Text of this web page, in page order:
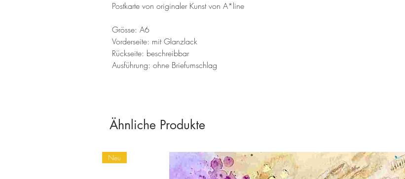
Postkarte von originaler Kunst von A*line
Grösse: A6
Vorderseite: mit Glanzlack
Rückseite: beschreibbar
Ausführung: ohne Briefumschlag
Ähnliche Produkte
Neu